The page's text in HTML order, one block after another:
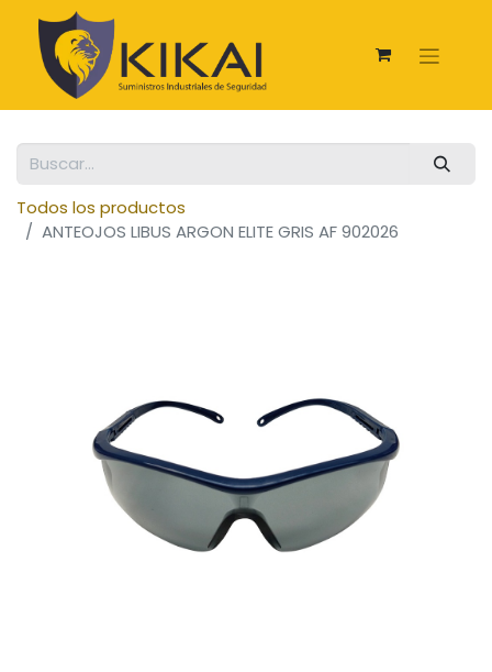
Todos los productos
ANTEOJOS LIBUS ARGON ELITE GRIS AF 902026